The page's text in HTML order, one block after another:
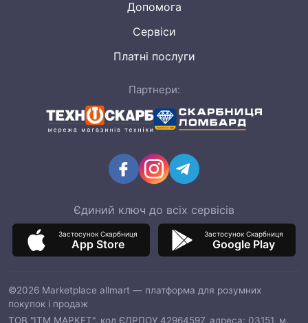
Допомога
Сервіси
Платні послуги
Партнери:
Єдиний ключ до всіх сервісів
Застосунок Скарбниця
App Store
Застосунок Скарбниця
Google Play
©2026 Marketplace allmart — платформа для розумних
покупок і продаж
ТОВ "ІТМ МАРКЕТ", код ЄДРПОУ 42964597, адреса: 03151, м.